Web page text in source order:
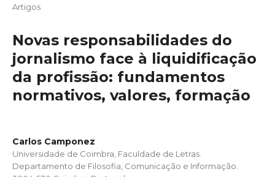
Artigos
Novas responsabilidades do
jornalismo face à liquidificação
da profissão: fundamentos
normativos, valores, formação
Carlos Camponez
Universidade de Coimbra, Faculdade de Letras.
Departamento de Filosofia, Comunicação e Informação.